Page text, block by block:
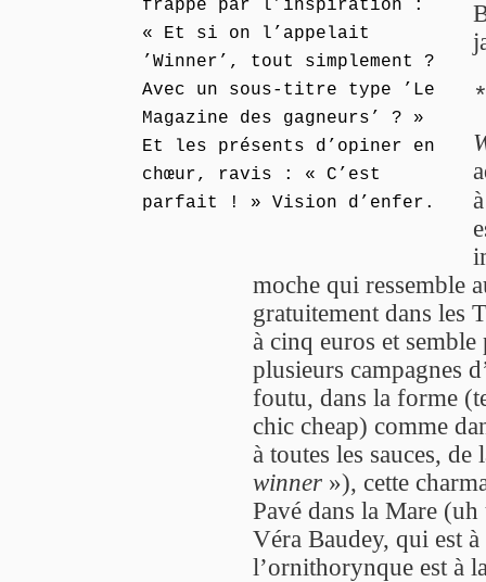
frappé par l’inspiration :
« Et si on l’appelait
’Winner’, tout simplement ?
Avec un sous-titre type ’Le
Magazine des gagneurs’ ? »
Et les présents d’opiner en
chœur, ravis : « C’est
parfait ! » Vision d’enfer.
moche qui ressemble
gratuitement dans les
à cinq euros et
plusieurs campagnes
foutu, dans la forme
chic cheap) comme
à toutes les sauces,
winner »), cette
Pavé dans la Mare
Véra Baudey, qui est
l’ornithorynque est à